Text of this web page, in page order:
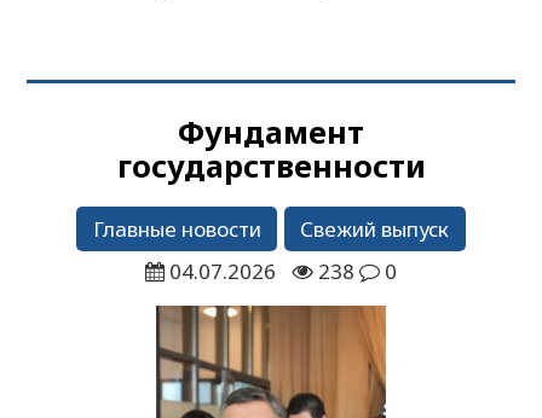
Фундамент
государственности
Главные новости
Свежий выпуск
04.07.2026
238 0